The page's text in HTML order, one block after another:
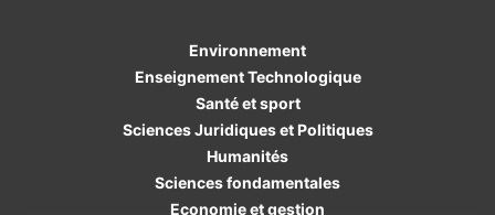
Environnement
Enseignement Technologique
Santé et sport
Sciences Juridiques et Politiques
Humanités
Sciences fondamentales
Economie et gestion